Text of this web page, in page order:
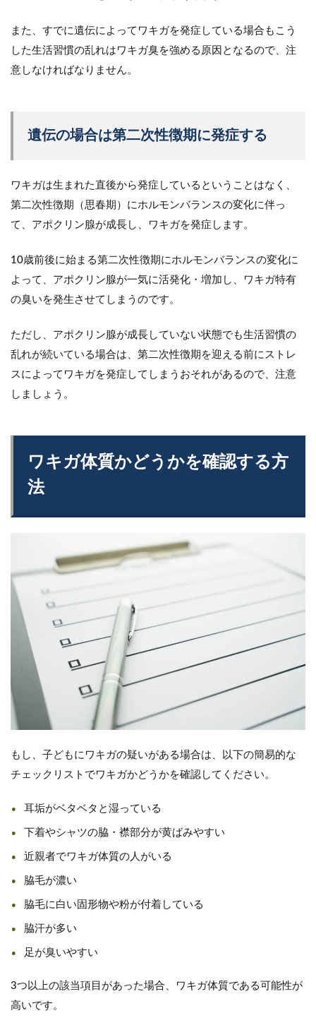
また、すでに遺伝によってワキガを発症している場合もこう
した生活習慣の乱れはワキガ臭を強める原因となるので、注
意しなければなりません。
遺伝の場合は第二次性徴期に発症する
ワキガは生まれた直後から発症しているということはなく、
第二次性徴期（思春期）にホルモンバランスの変化に伴っ
て、アポクリン腺が成長し、ワキガを発症します。
10歳前後に始まる第二次性徴期にホルモンバランスの変化に
よって、アポクリン腺が一気に活発化・増加し、ワキガ特有
の臭いを発生させてしまうのです。
ただし、アポクリン腺が成長していない状態でも生活習慣の
乱れが続いている場合は、第二次性徴期を迎える前にストレ
スによってワキガを発症してしまうおそれがあるので、注意
しましょう。
ワキガ体質かどうかを確認する方
法
もし、子どもにワキガの疑いがある場合は、以下の簡易的な
チェックリストでワキガかどうかを確認してください。
耳垢がベタベタと湿っている
下着やシャツの脇・襟部分が黄ばみやすい
近親者でワキガ体質の人がいる
脇毛が濃い
脇毛に白い固形物や粉が付着している
脇汗が多い
足が臭いやすい
3つ以上の該当項目があった場合、ワキガ体質である可能性が
高いです。